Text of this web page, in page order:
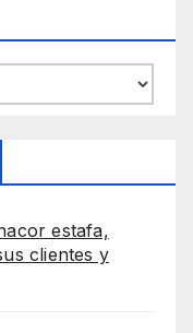
estafa,
clientes y